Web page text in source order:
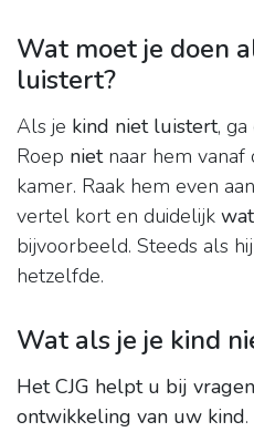
Wat moet je doen
luistert?
Als je kind niet luistert,
Roep nietnaar hem vanaf
kamer. Raak hem even
vertel kort en duidelijk wat
bijvoorbeeld. Steeds als
hetzelfde.
Wat als je je kind
Het CJG helpt u bij
ontwikkeling van uw kind